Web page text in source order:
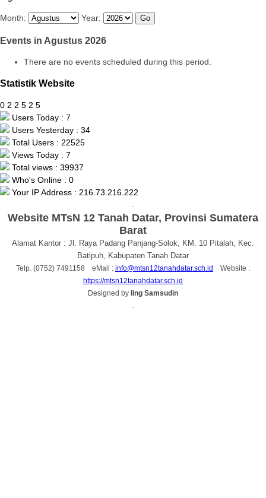
Month: Year:
Events in Agustus 2026
There are no events scheduled during this period.
Statistik Website
0 2 2 5 2 5
Users Today : 7
Users Yesterday : 34
Total Users : 22525
Views Today : 7
Total views : 39937
Who's Online : 0
Your IP Address : 216.73.216.222
Website MTsN 12 Tanah Datar, Provinsi Sumatera
Barat
Alamat Kantor : Jl. Raya Padang Panjang-Solok, KM. 10 Pitalah, Kec.
Batipuh, Kabupaten Tanah Datar
Telp. (0752) 7491158 eMail : info@mtsn12tanahdatar.sch.id
Website :
https://mtsn12tanahdatar.sch.id
Designed by Iing Samsudin